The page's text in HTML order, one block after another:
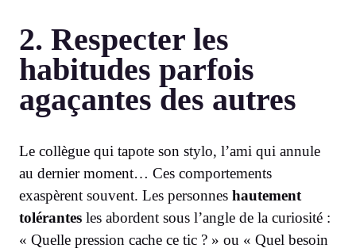
2. Respecter les
habitudes parfois
agaçantes des autres
Le collègue qui tapote son stylo, l’ami qui annule
au dernier moment… Ces comportements
exaspèrent souvent. Les personnes hautement
tolérantes les abordent sous l’angle de la curiosité :
« Quelle pression cache ce tic ? » ou « Quel besoin